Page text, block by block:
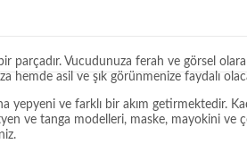
parçadır. Vucudunuza ferah ve görsel
hemde asil ve şık görünmenize faydalı
yepyeni ve farklı bir akım getirmektedir.
ve tanga modelleri, maske, mayokini ve